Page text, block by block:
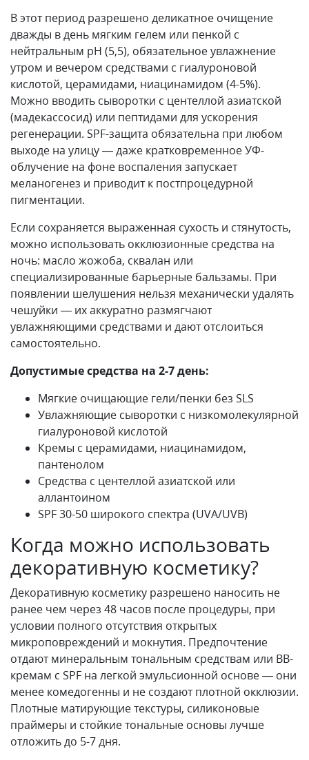
В этот период разрешено деликатное очищение
дважды в день мягким гелем или пенкой с
нейтральным pH (5,5), обязательное увлажнение
утром и вечером средствами с гиалуроновой
кислотой, церамидами, ниацинамидом (4-5%).
Можно вводить сыворотки с центеллой азиатской
(мадекассосид) или пептидами для ускорения
регенерации. SPF-защита обязательна при любом
выходе на улицу — даже кратковременное УФ-
облучение на фоне воспаления запускает
меланогенез и приводит к постпроцедурной
пигментации.
Если сохраняется выраженная сухость и стянутость,
можно использовать окклюзионные средства на
ночь: масло жожоба, сквалан или
специализированные барьерные бальзамы. При
появлении шелушения нельзя механически удалять
чешуйки — их аккуратно размягчают
увлажняющими средствами и дают отслоиться
самостоятельно.
Допустимые средства на 2-7 день:
Мягкие очищающие гели/пенки без SLS
Увлажняющие сыворотки с низкомолекулярной
гиалуроновой кислотой
Кремы с церамидами, ниацинамидом,
пантенолом
Средства с центеллой азиатской или
аллантоином
SPF 30-50 широкого спектра (UVA/UVB)
Когда можно использовать
декоративную косметику?
Декоративную косметику разрешено наносить не
ранее чем через 48 часов после процедуры, при
условии полного отсутствия открытых
микроповреждений и мокнутия. Предпочтение
отдают минеральным тональным средствам или BB-
кремам с SPF на легкой эмульсионной основе — они
менее комедогенны и не создают плотной окклюзии.
Плотные матирующие текстуры, силиконовые
праймеры и стойкие тональные основы лучше
отложить до 5-7 дня.